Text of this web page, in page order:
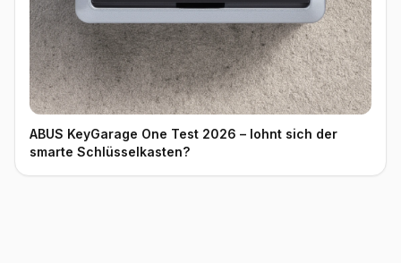
ABUS KeyGarage One Test 2026 – lohnt sich der
smarte Schlüsselkasten?